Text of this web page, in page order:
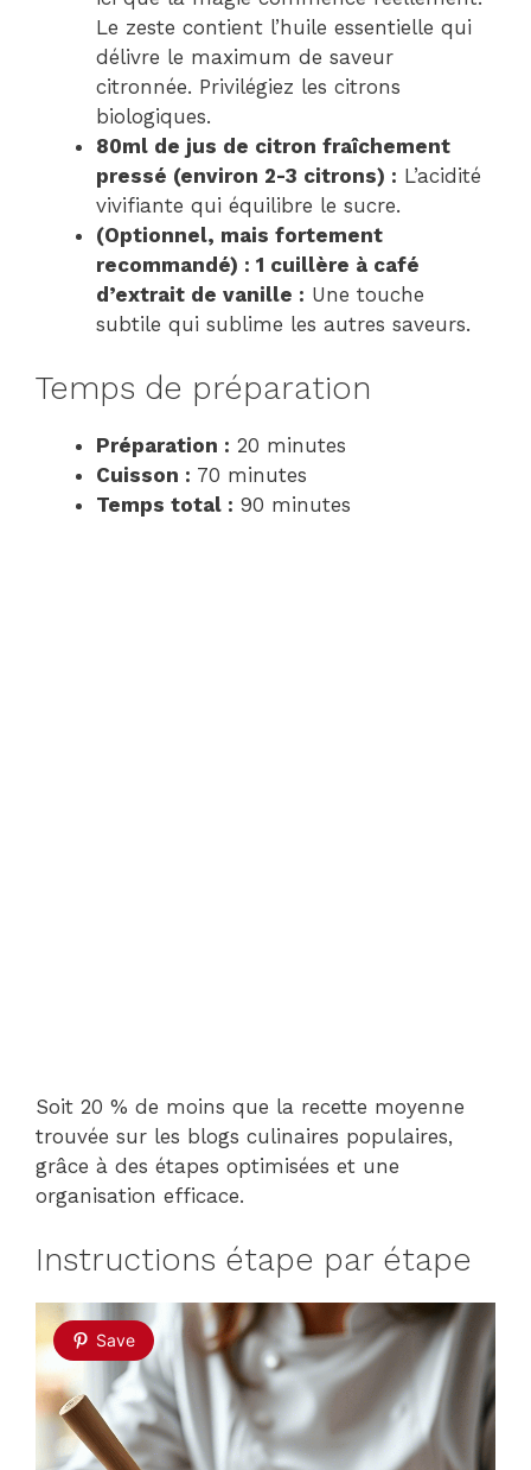
Le zeste contient l’huile essentielle qui
délivre le maximum de saveur
citronnée. Privilégiez les citrons
biologiques.
80ml de jus de citron fraîchement
pressé (environ 2-3 citrons) : L’acidité
vivifiante qui équilibre le sucre.
(Optionnel, mais fortement
recommandé) : 1 cuillère à café
d’extrait de vanille : Une touche
subtile qui sublime les autres saveurs.
Temps de préparation
Préparation : 20 minutes
Cuisson : 70 minutes
Temps total : 90 minutes
Soit 20 % de moins que la recette moyenne
trouvée sur les blogs culinaires populaires,
grâce à des étapes optimisées et une
organisation efficace.
Instructions étape par étape
Save